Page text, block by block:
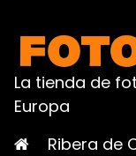
La tienda de
Europa
Ribera de